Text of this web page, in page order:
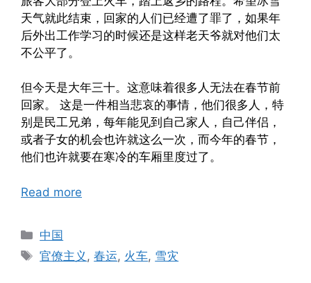
天气就此结束，回家的人们已经遭了罪了，如果年
后外出工作学习的时候还是这样老天爷就对他们太
不公平了。
但今天是大年三十。这意味着很多人无法在春节前
回家。 这是一件相当悲哀的事情，他们很多人，特
别是民工兄弟，每年能见到自己家人，自己伴侣，
或者子女的机会也许就这么一次，而今年的春节，
他们也许就要在寒冷的车厢里度过了。
Read more
Categories
中国
Tags
官僚主义 ,春运, 火车, 雪灾